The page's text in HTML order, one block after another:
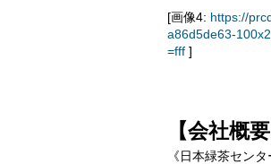
[画像4: https://
a86d5de63-
=fff ]
【会社概要
《日本緑茶センタ